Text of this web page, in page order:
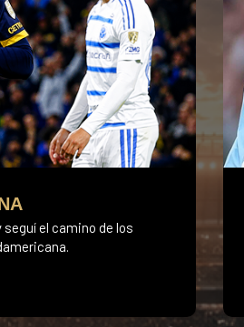
el camino de los